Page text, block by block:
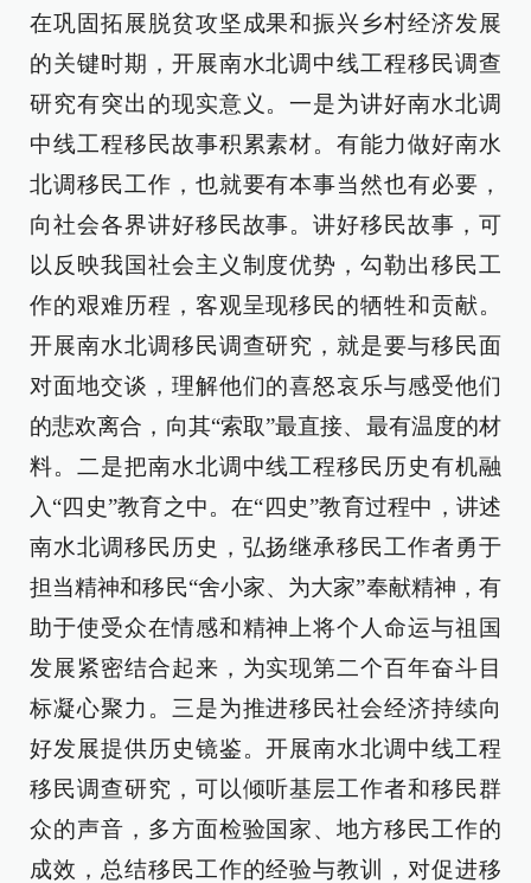
在巩固拓展脱贫攻坚成果和振兴乡村经济发展
的关键时期，开展南水北调中线工程移民调查
研究有突出的现实意义。一是为讲好南水北调
中线工程移民故事积累素材。有能力做好南水
北调移民工作，也就要有本事当然也有必要，
向社会各界讲好移民故事。讲好移民故事，可
以反映我国社会主义制度优势，勾勒出移民工
作的艰难历程，客观呈现移民的牺牲和贡献。
开展南水北调移民调查研究，就是要与移民面
对面地交谈，理解他们的喜怒哀乐与感受他们
的悲欢离合，向其“索取”最直接、最有温度的材
料。二是把南水北调中线工程移民历史有机融
入“四史”教育之中。在“四史”教育过程中，讲述
南水北调移民历史，弘扬继承移民工作者勇于
担当精神和移民“舍小家、为大家”奉献精神，有
助于使受众在情感和精神上将个人命运与祖国
发展紧密结合起来，为实现第二个百年奋斗目
标凝心聚力。三是为推进移民社会经济持续向
好发展提供历史镜鉴。开展南水北调中线工程
移民调查研究，可以倾听基层工作者和移民群
众的声音，多方面检验国家、地方移民工作的
成效，总结移民工作的经验与教训，对促进移